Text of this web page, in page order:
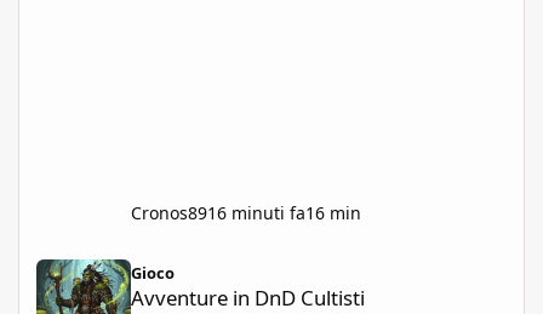
Cronos8916 minuti fa16 min
Avventure in DnD Cultisti
Gioco
Avventure in DnD Cultisti